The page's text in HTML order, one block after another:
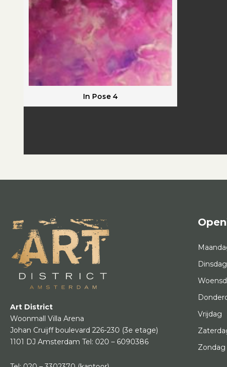
In Pose 4
Art District
Woonmall Villa Arena
Johan Cruijff boulevard 226-230 (3e etage)
1101 DJ Amsterdam Tel: 020 – 6090386
Dinsdag
Vrijdag
Zondag